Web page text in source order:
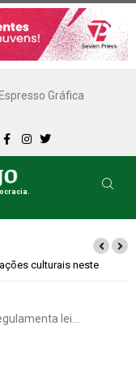
Espresso Gráfica
suspense imprevisível
lei…